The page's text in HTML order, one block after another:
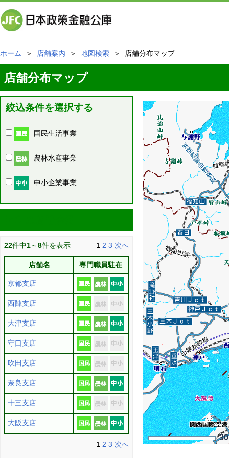
ホーム ＞ 店舗案内 ＞ 地図検索 ＞ 店舗分布マップ
店舗分布マップ
絞込条件を選択する
国民生活事業
農林水産事業
中小企業事業
22件中1～8件を表示 1 2 3 次へ
店舗名 専門職員駐在
京都支店
西陣支店
大津支店
守口支店
吹田支店
奈良支店
十三支店
大阪支店
1 2 3 次へ